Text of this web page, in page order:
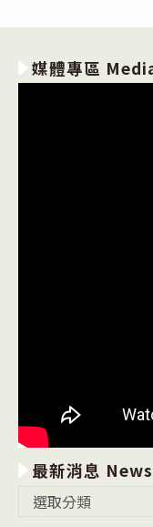
媒體專區
最新消息 News
選取分類